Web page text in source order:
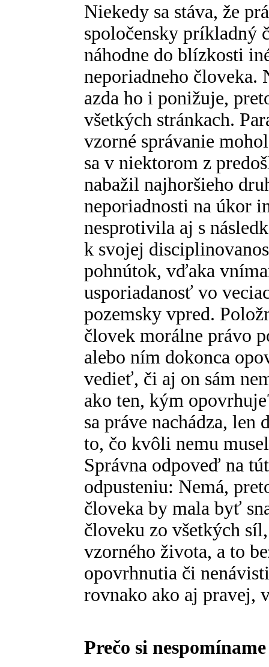
Niekedy sa stáva, že
spoločensky príkladný
náhodne do blízkosti
neporiadneho človeka.
azda ho i ponižuje,
všetkých stránkach.
vzorné správanie
sa v niektorom z
nabažil najhoršieho
neporiadnosti na úkor
nesprotivila aj s
k svojej
pohnútok, vďaka
usporiadanosť vo
pozemsky vpred.
človek morálne právo
alebo ním dokonca
vedieť, či aj on sám
ako ten, kým
sa práve nachádza,
to, čo kvôli nemu
Správna odpoveď na
odpusteniu: Nemá,
človeka by mala byť
človeku zo všetkých
vzorného života, a to
opovrhnutia či
rovnako ako aj pravej,
Prečo si